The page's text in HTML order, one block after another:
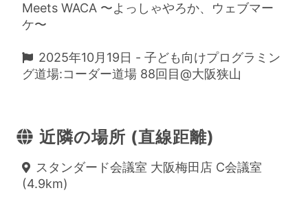
Meets WACA 〜よっしゃやろか、ウェブマー
ケ〜
2025年10月19日 - 子ども向けプログラミン
グ道場:コーダー道場 88回目@大阪狭山
近隣の場所 (直線距離)
スタンダード会議室 大阪梅田店 C会議室
(4.9km)